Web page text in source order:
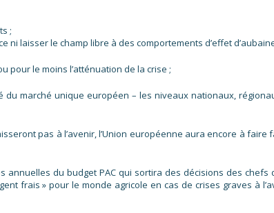
;
laisser le champ libre à des comportements d’effet
pour le moins l’atténuation de la crise ;
marché unique européen – les niveaux nationaux,
pas à l’avenir, l’Union européenne aura encore à
du budget PAC qui sortira des décisions des chefs
frais » pour le monde agricole en cas de crises graves à